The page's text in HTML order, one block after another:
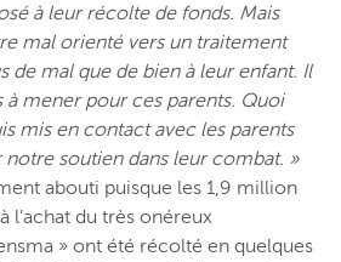
à leur récolte de fonds. Mais
mal orienté vers un traitement
de mal que de bien à leur enfant. Il
à mener pour ces parents. Quoi
mis en contact avec les parents
soutien dans leur combat. »
abouti puisque les 1,9 million
l’achat du très onéreux
» ont été récolté en quelques